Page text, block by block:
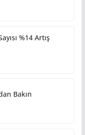
%14 Artış
Bakın